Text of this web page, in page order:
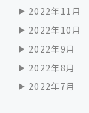
2022年11月
2022年10月
2022年9月
2022年8月
2022年7月